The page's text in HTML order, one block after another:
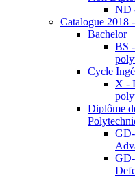
ND
Catalogue 2018
Bachelor
BS
Cycle
X -
Diplôme